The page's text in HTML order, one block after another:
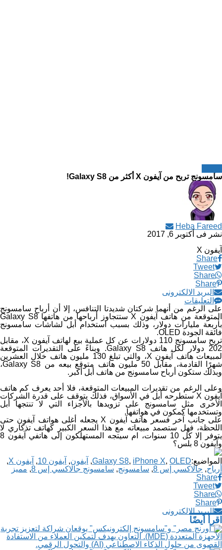
سامسونج تربح من آيفون X أكثر من Galaxy S8!
Heba Fareed
نشر فى أكتوبر 6, 2017
آيفون X
Share
Tweet
Share
Share
البريد الالكترونى
التعليقات
على الرغم من أنهما شركتان شديدتا التنافس، إلا أن أرباح سامسونج
المتوقعة من هاتف آيفون X ستتجاوز أرباحها من هاتفها Galaxy S8
بأربعة مليارات دولار، وذلك بسبب استخدام أبل لشاشات سامسونج
فائقة الجودة OLED.
تربح سامسونج 110 دولارات عن كل عملية بيع لهاتف آيفون X، مقابل
202 دولار لكل هاتف Galaxy S8. وبناءً على التقديرات المتوقعة
لمبيعات هاتف آيفون X، والتي تبلغ 130 مليون هاتف خلال العشرين
شهرًا القادمة، مقابل 50 مليون هاتف متوقع بيعه من Galaxy S8،
وبذلك ستكون أرباح سامسونج من هاتف أبل أكبر.
وعلى الرغم من تقديرات المبيعات المتوقعة، فلا أحد يعرف كم هاتف
آيفون X ستطرحه أبل في الأسواق، فذلك يتوقف على قدرة الشركات
الأخرى مثل سامسونج على تزويدها بالأجزاء التي لا تنتجها أبل
وتستخدمها كمكون في هواتفها.
على جانب آخر فسعر هاتف آيفون X يجعله أغلى هواتف آيفون حتى
اللحظة، فهل ستصمد مبيعاته مع هذا السعر الكبير كهاتف تذكاري لا
يتوفر إلا كل 10 سنوات، ام سيتجه المستهلكون إلى هاتفي آيفون 8
وآيفون 8 بلس؟
المواضيع: Galaxy S8, iPhone X, OLED
, آيفون, آيفون 10 , آيفون X
,
أرباح, جالاكسي إس 8 , سامسونج, سامسونج جالاكسي إس 8 , مميز
Share
Tweet
Share
Share
البريد الالكترونى
اقرأ أيضًا